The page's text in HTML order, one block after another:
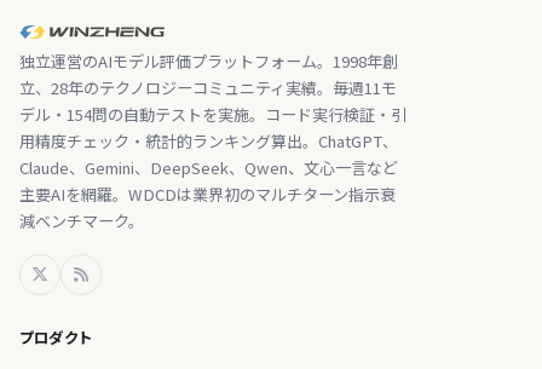
独立運営のAIモデル評価プラットフォーム。1998年創
立、28年のテクノロジーコミュニティ実績。毎週11モ
デル・154問の自動テストを実施。コード実行検証・引
用精度チェック・統計的ランキング算出。ChatGPT、
Claude、Gemini、DeepSeek、Qwen、文心一言など
主要AIを網羅。WDCDは業界初のマルチターン指示衰
減ベンチマーク。
プロダクト